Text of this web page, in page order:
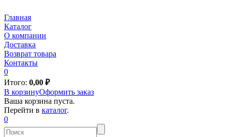
Главная
Каталог
О компании
Доставка
Возврат товара
Контакты
0
Итого: 0,00 ₽
В корзинуОформить заказ
Ваша корзина пуста.
Перейти в каталог.
0